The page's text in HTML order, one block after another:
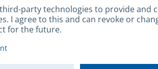
forestal municipal